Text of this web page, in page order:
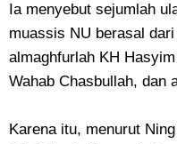
Ia menyebut sejumlah
muassis NU berasal
almaghfurlah KH
Wahab Chasbullah, dan
Karena itu, menurut